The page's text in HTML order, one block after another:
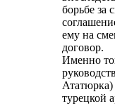
борьбе за
ему на
договор.
Именно
Ататюрка)
турецкой